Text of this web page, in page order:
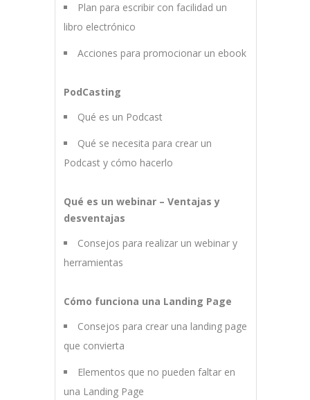
Plan para escribir con facilidad un
libro electrónico
Acciones para promocionar un ebook
PodCasting
Qué es un Podcast
Qué se necesita para crear un
Podcast y cómo hacerlo
Qué es un webinar – Ventajas y
desventajas
Consejos para realizar un webinar y
herramientas
Cómo funciona una Landing Page
Consejos para crear una landing page
que convierta
Elementos que no pueden faltar en
una Landing Page